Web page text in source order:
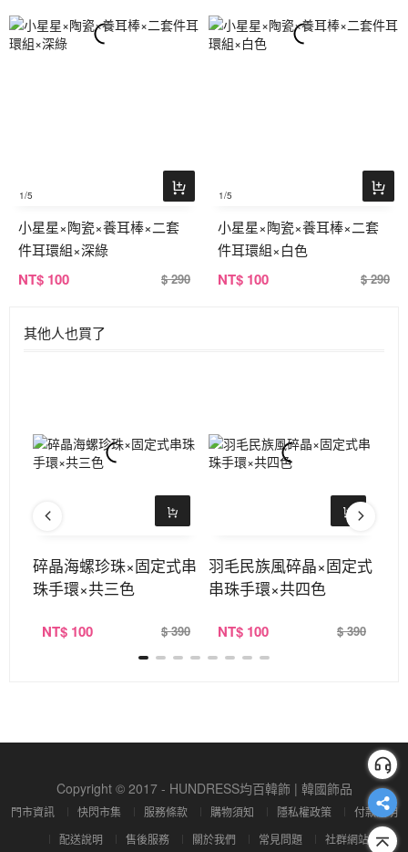
1/5
小星星×陶瓷×養耳棒×二套
件耳環組×深綠
NT$ 100 $ 290
1/5
小星星×陶瓷×養耳棒×二套
件耳環組×白色
NT$ 100 $ 290
其他人也買了
碎晶海螺珍珠×固定式串
珠手環×共三色
NT$ 100 $ 390
羽毛民族風碎晶×固定式
串珠手環×共四色
NT$ 100 $ 390
Copyright © 2017 - HUNDRESS均百韓飾 | 韓國飾品
門市資訊 快閃市集 服務條款 購物須知 隱私權政策
付款說明
配送說明
售後服務 關於我們 常見問題 社群網站